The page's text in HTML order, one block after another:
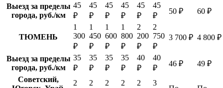
Выезд за пределы
города, руб./км
45
₽
45
₽
45
₽
45
₽
45
₽
45
₽
50 ₽ 60 ₽
ТЮМЕНЬ
1
300
₽
1
450
₽
1
600
₽
1
800
₽
2
200
₽
2
750
₽
3 700 ₽ 4 800 ₽
Выезд за пределы
города, руб./км
35
₽
35
₽
35
₽
35
₽
40
₽
40
₽
46 ₽
49 ₽
Советский,
2
2
2
2
2
3